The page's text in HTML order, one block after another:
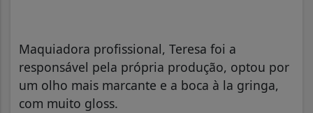
Maquiadora profissional, Teresa foi a
responsável pela própria produção, optou por
um olho mais marcante e a boca à la gringa,
com muito gloss.